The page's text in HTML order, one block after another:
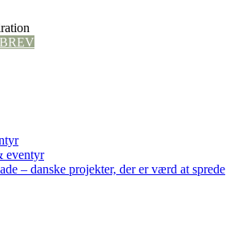
eventyr
– danske projekter, der er værd at sprede